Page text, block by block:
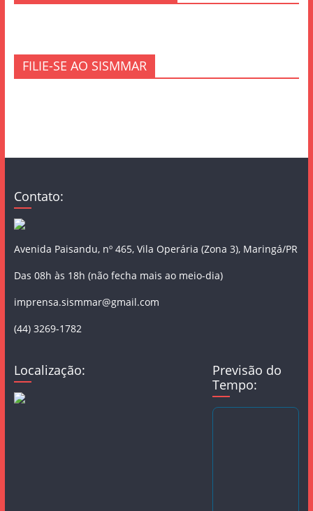
FILIE-SE AO SISMMAR
Contato:
Avenida Paisandu, nº 465, Vila Operária (Zona 3), Maringá/PR
Das 08h às 18h (não fecha mais ao meio-dia)
imprensa.sismmar@gmail.com
(44) 3269-1782
Localização:
Previsão do
Tempo: